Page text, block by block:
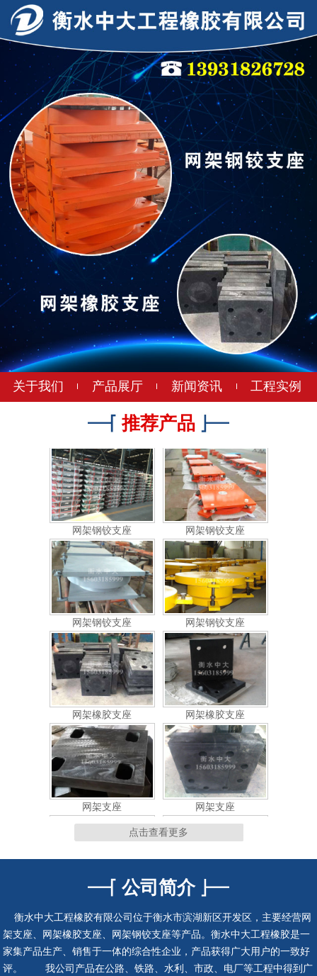
关于我们 产品展厅 新闻资讯 工程实例
推荐产品
连廊支座 连廊支座
隔震支座 抗震支座
网架钢铰支座 网架钢铰支座
网架钢铰支座 网架钢铰支座
网架橡胶支座 网架橡胶支座
网架支座 网架支座
网架支座 网架支座
连廊支座 连廊支座
点击查看更多
公司简介
衡水中大工程橡胶有限公司位于衡水市滨湖新区开发区，主要经营网
架支座、网架橡胶支座、网架钢铰支座等产品。衡水中大工程橡胶是一
家集产品生产、销售于一体的综合性企业，产品获得广大用户的一致好
评。 我公司产品在公路、铁路、水利、市政、电厂等工程中得到广